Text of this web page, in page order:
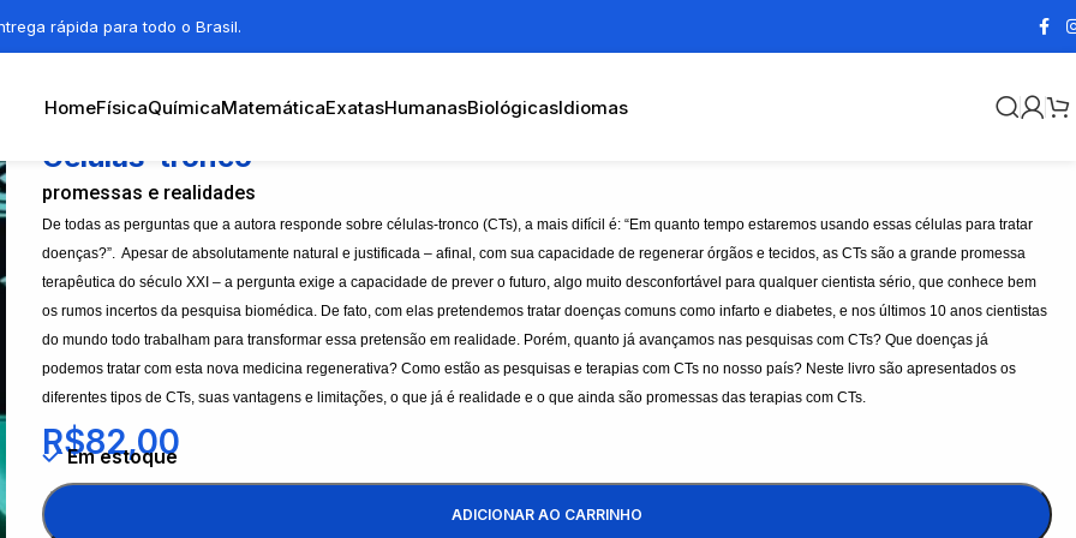
rápida para todo o Brasil.
HomeFísicaQuímicaMatemáticaExatasHumanasBiológicasIdiomas
Células-tronco
promessas e realidades
De todas as perguntas que a autora responde sobre células-tronco (CTs), a mais difícil é: “Em quanto tempo estaremos usando essas células para tratar
doenças?”. Apesar de absolutamente natural e justificada – afinal, com sua capacidade de regenerar órgãos e tecidos, as CTs são a grande promessa
terapêutica do século XXI – a pergunta exige a capacidade de prever o futuro, algo muito desconfortável para qualquer cientista sério, que conhece bem
os rumos incertos da pesquisa biomédica. De fato, com elas pretendemos tratar doenças comuns como infarto e diabetes, e nos últimos 10 anos cientistas
do mundo todo trabalham para transformar essa pretensão em realidade. Porém, quanto já avançamos nas pesquisas com CTs? Que doenças já
podemos tratar com esta nova medicina regenerativa? Como estão as pesquisas e terapias com CTs no nosso país? Neste livro são apresentados os
diferentes tipos de CTs, suas vantagens e limitações, o que já é realidade e o que ainda são promessas das terapias com CTs.
R$82,00
Em estoque
ADICIONAR AO CARRINHO